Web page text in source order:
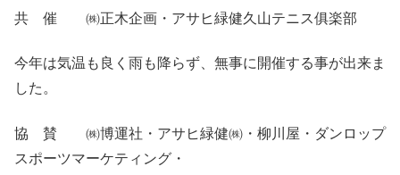
共 催 ㈱正木企画・アサヒ緑健久山テニス俱楽部
今年は気温も良く雨も降らず、無事に開催する事が出来ま
した。
協 賛 ㈱博運社・アサヒ緑健㈱・柳川屋・ダンロップ
スポーツマーケティング・